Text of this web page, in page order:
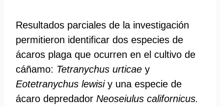
Resultados parciales de la investigación
permitieron identificar dos especies de
ácaros plaga que ocurren en el cultivo de
cáñamo: Tetranychus urticae y
Eotetranychus lewisiy una especie de
ácaro depredadorNeoseiulus californicus.